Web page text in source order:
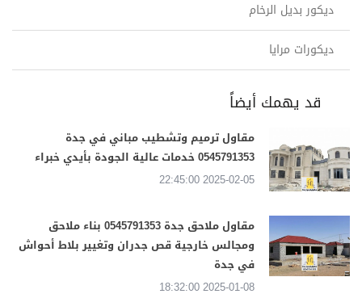
ديكور بديل الرخام
ديكورات مرايا
قد يهمك أيضاً
مقاول ترميم وتشطيب مباني في جدة
0545791353 خدمات عالية الجودة بأيدي خبراء
2025-02-05 22:45:00
مقاول ملاحق جدة 0545791353 بناء ملاحق
ومجالس خارجية قص جدران وتغيير بلاط أحواش
في جدة
2025-01-08 18:32:00